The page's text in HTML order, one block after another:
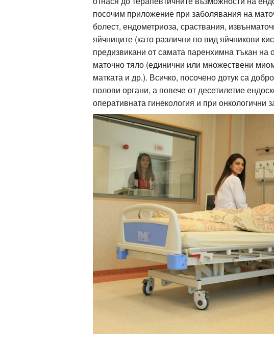
посочим приложение при заболявания на
болест, ендометриоза, сраствания,
яйчниците (като различни по вид яйчникови
предизвикани от самата паренхимна тъкан на
маточно тяло (единични или множествени
матката и др.). Всичко, посочено дотук са
полови органи, а повече от десетилетие
оперативната гинекология и при онкологични